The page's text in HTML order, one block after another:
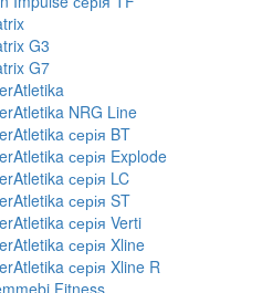
G3
G7
NRG Line
серія BT
серія Explode
серія LC
серія ST
серія Verti
серія Xline
серія Xline R
Fitness